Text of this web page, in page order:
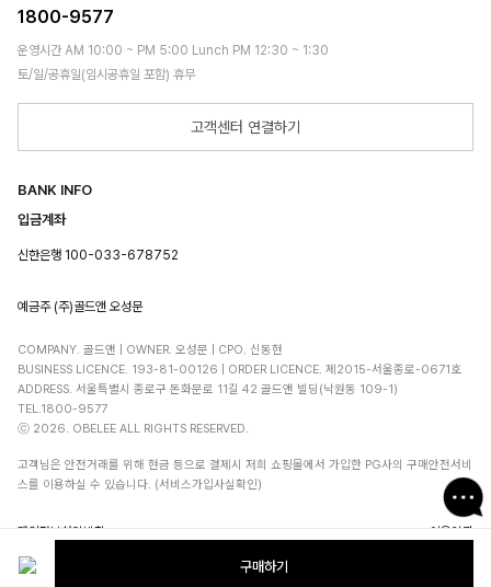
구매하기
1800-9577
운영시간 AM 10:00 ~ PM 5:00 Lunch PM 12:30 ~ 1:30
토/일/공휴일(임시공휴일 포함) 휴무
고객센터 연결하기
BANK INFO
입금계좌
신한은행 100-033-678752
예금주 (주)골드앤 오성문
COMPANY. 골드앤 | OWNER. 오성문 | CPO. 신동현
BUSINESS LICENCE. 193-81-00126 | ORDER LICENCE. 제2015-서울종로-0671호
ADDRESS. 서울특별시 종로구 돈화문로 11길 42 골드앤 빌딩(낙원동 109-1)
TEL.1800-9577
ⓒ 2026. OBELEE ALL RIGHTS RESERVED.
고객님은 안전거래를 위해 현금 등으로 결제시 저희 쇼핑몰에서 가입한 PG사의 구매안전서비
스를 이용하실 수 있습니다. (서비스가입사실확인)
개인정보처리방침 이용약관